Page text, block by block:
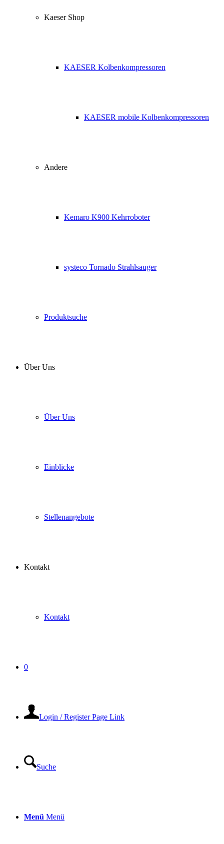
Kaeser Shop
KAESER Kolbenkompressoren
KAESER mobile Kolbenkompressoren
Andere
Kemaro K900 Kehrroboter
systeco Tornado Strahlsauger
Produktsuche
Über Uns
Über Uns
Einblicke
Stellenangebote
Kontakt
Kontakt
0
Login / Register Page Link
Suche
Menü Menü